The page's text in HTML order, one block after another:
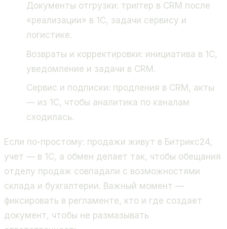
Документы отгрузки: триггер в CRM после
«реализации» в 1С, задачи сервису и
логистике.
Возвраты и корректировки: инициатива в 1С,
уведомление и задачи в CRM.
Сервис и подписки: продления в CRM, акты
— из 1С, чтобы аналитика по каналам
сходилась.
Если по-простому: продажи живут в Битрикс24,
учет — в 1С, а обмен делает так, чтобы обещания
отделу продаж совпадали с возможностями
склада и бухгалтерии. Важный момент —
фиксировать в регламенте, кто и где создает
документ, чтобы не размазывать